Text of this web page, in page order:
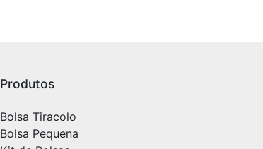
Produtos
Bolsa Tiracolo
Bolsa Pequena